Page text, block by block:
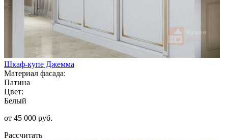
Шкаф-купе Джемма
Материал фасада:
Патина
Цвет:
Белый
от 45 000 руб.
Рассчитать